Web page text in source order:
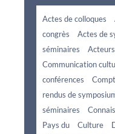
Actes de colloques
congrès
Actes de
séminaires
Communication
conférences
rendus de
séminaires
Pays du
Culture